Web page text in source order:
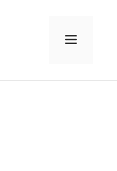
Меню